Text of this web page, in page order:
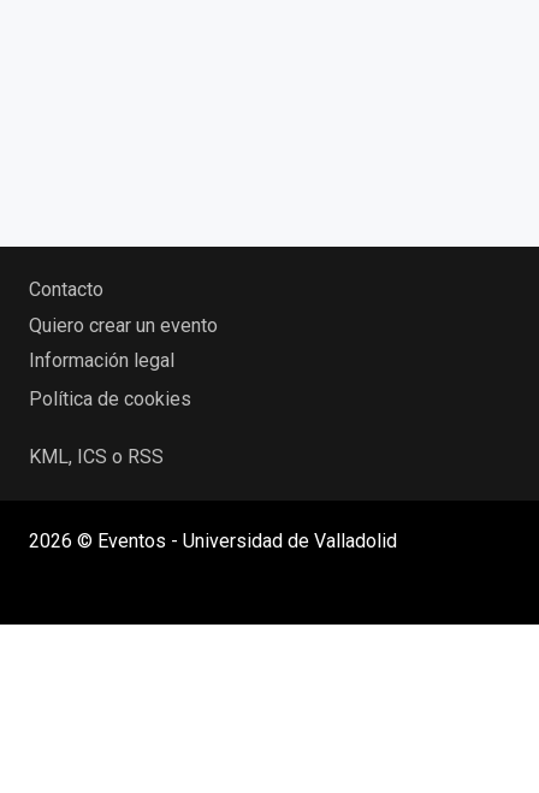
Contacto
Quiero crear un evento
Información legal
Política de cookies
KML, ICS o RSS
2026 © Eventos - Universidad de Valladolid